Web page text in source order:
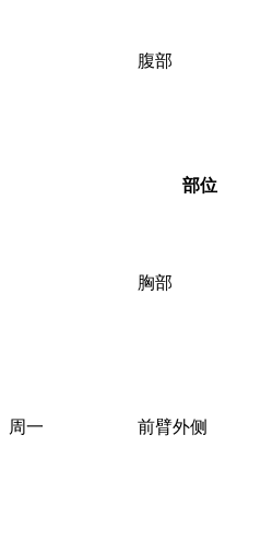
腹部
部位
周一
胸部
前臂外侧